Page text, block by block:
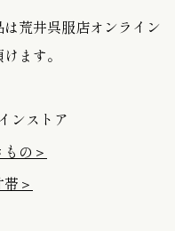
荒井呉服店オンライン
ます。
ンストア
の＞
＞